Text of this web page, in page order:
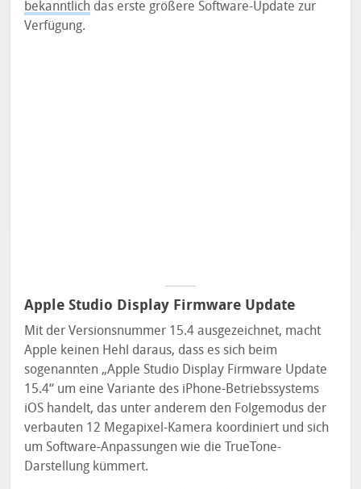
bekanntlich das erste größere Software-Update zur
Verfügung.
Apple Studio Display Firmware Update
Mit der Versionsnummer 15.4 ausgezeichnet, macht
Apple keinen Hehl daraus, dass es sich beim
sogenannten „Apple Studio Display Firmware Update
15.4“ um eine Variante des iPhone-Betriebssystems
iOS handelt, das unter anderem den Folgemodus der
verbauten 12 Megapixel-Kamera koordiniert und sich
um Software-Anpassungen wie die TrueTone-
Darstellung kümmert.